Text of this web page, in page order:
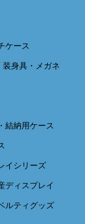
ケース
身具・メガネ
結納用ケース
イシリーズ
ディスプレイ
ルティグッズ